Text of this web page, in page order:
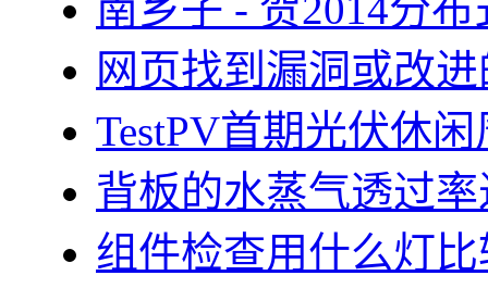
网页找到漏洞或改
TestPV首期光伏休
背板的水蒸气透过
组件检查用什么灯